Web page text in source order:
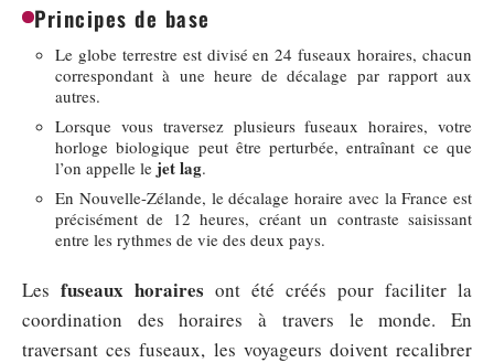
Principes de base
Le globe terrestre est divisé en 24 fuseaux horaires, chacun
correspondant à une heure de décalage par rapport aux
autres.
Lorsque vous traversez plusieurs fuseaux horaires, votre
horloge biologique peut être perturbée, entraînant ce que
l’on appelle le jet lag.
En Nouvelle-Zélande, le décalage horaire avec la France est
précisément de 12 heures, créant un contraste saisissant
entre les rythmes de vie des deux pays.
Les fuseaux horaires ont été créés pour faciliter la
coordination des horaires à travers le monde. En
traversant ces fuseaux, les voyageurs doivent recalibrer